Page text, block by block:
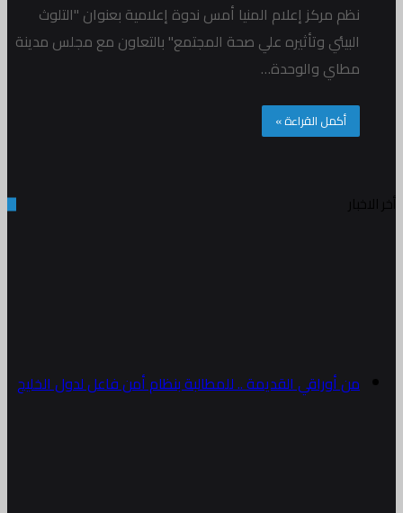
نظم مركز إعلام المنيا أمس ندوة إعلامية بعنوان "التلوث
البيئي وتأثيره علي صحة المجتمع" بالتعاون مع مجلس مدينة
مطاي والوحدة…
أكمل القراءة »
أخر الاخبار
من أوراقي القديمة .. للمطالبة بنظام أمن فاعل لدول الخليج